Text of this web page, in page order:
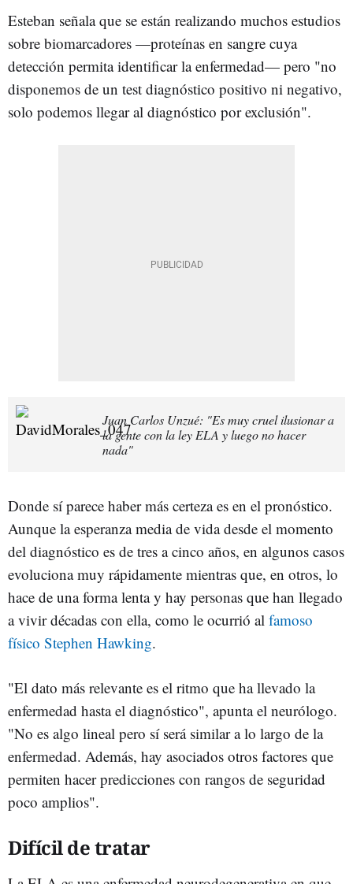
Esteban señala que se están realizando muchos estudios
sobre biomarcadores —proteínas en sangre cuya
detección permita identificar la enfermedad— pero "no
disponemos de un test diagnóstico positivo ni negativo,
solo podemos llegar al diagnóstico por exclusión".
Juan Carlos Unzué: "Es muy cruel ilusionar a
la gente con la ley ELA y luego no hacer
nada"
Donde sí parece haber más certeza es en el pronóstico.
Aunque la esperanza media de vida desde el momento
del diagnóstico es de tres a cinco años, en algunos casos
evoluciona muy rápidamente mientras que, en otros, lo
hace de una forma lenta y hay personas que han llegado
a vivir décadas con ella, como le ocurrió al famoso
físico Stephen Hawking.
"El dato más relevante es el ritmo que ha llevado la
enfermedad hasta el diagnóstico", apunta el neurólogo.
"No es algo lineal pero sí será similar a lo largo de la
enfermedad. Además, hay asociados otros factores que
permiten hacer predicciones con rangos de seguridad
poco amplios".
Difícil de tratar